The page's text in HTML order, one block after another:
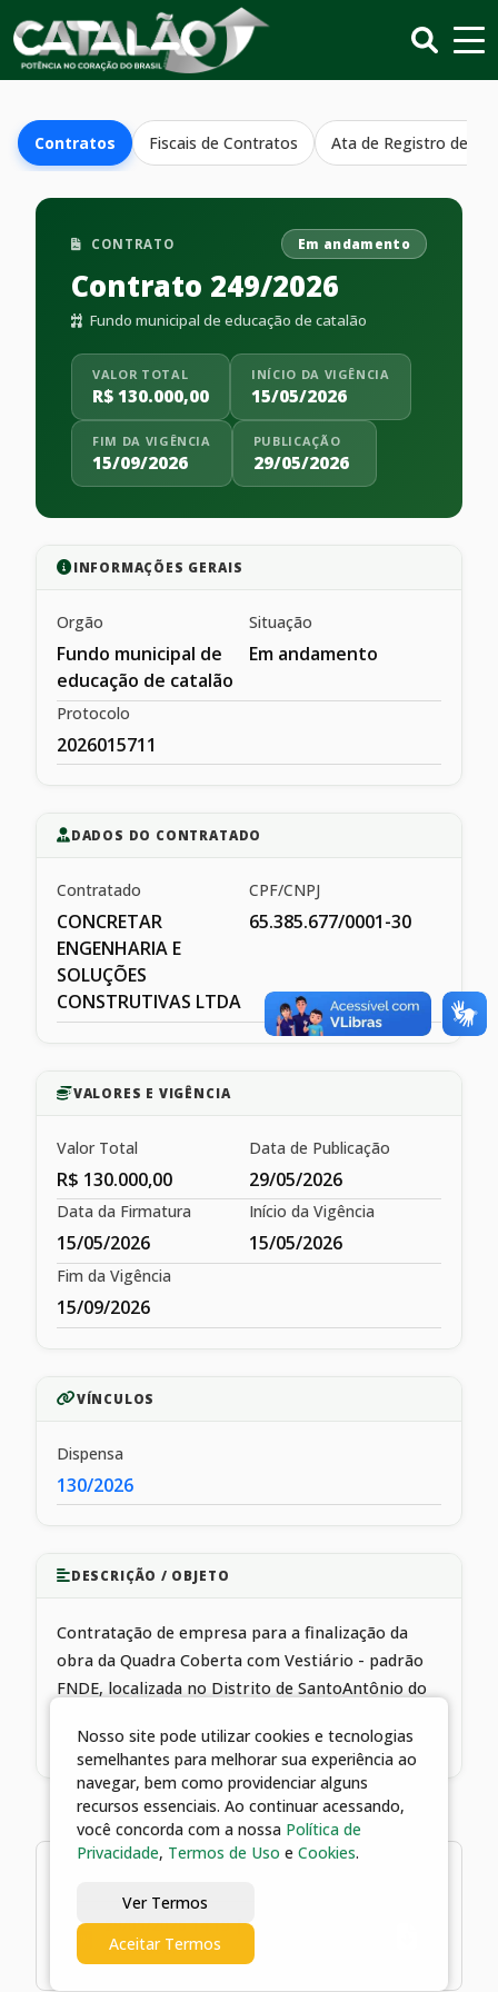
Contratos Fiscais de Contratos Ata de Registro de
CONTRATO Em andamento
Contrato 249/2026
Fundo municipal de educação de catalão
VALOR TOTAL
R$ 130.000,00
INÍCIO DA VIGÊNCIA
15/05/2026
FIM DA VIGÊNCIA
15/09/2026
PUBLICAÇÃO
29/05/2026
INFORMAÇÕES GERAIS
Orgão
Fundo municipal de
educação de catalão
Situação
Em andamento
Protocolo
2026015711
DADOS DO CONTRATADO
Contratado
CONCRETAR
ENGENHARIA E
SOLUÇÕES
CONSTRUTIVAS LTDA
CPF/CNPJ
65.385.677/0001-30
VALORES E VIGÊNCIA
Valor Total
R$ 130.000,00
Data de Publicação
29/05/2026
Data da Firmatura
15/05/2026
Início da Vigência
15/05/2026
Fim da Vigência
15/09/2026
VÍNCULOS
Dispensa
130/2026
DESCRIÇÃO / OBJETO
Contratação de empresa para a finalização da
obra da Quadra Coberta com Vestiário - padrão
FNDE, localizada no Distrito de SantoAntônio do
GO
29/05/2026 14:19 | CONTRATO №
249/2026.
Nosso site pode utilizar cookies e tecnologias
semelhantes para melhorar sua experiência ao
navegar, bem como providenciar alguns
recursos essenciais. Ao continuar acessando,
você concorda com a nossa Política de
Privacidade, Termos de Uso e Cookies.
Ver Termos
Aceitar Termos